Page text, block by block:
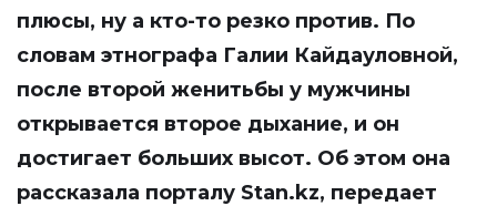
плюсы, ну а кто-то резко против. По
словам этнографа Галии Кайдауловной,
после второй женитьбы у мужчины
открывается второе дыхание, и он
достигает больших высот. Об этом она
рассказала порталу Stan.kz, передает